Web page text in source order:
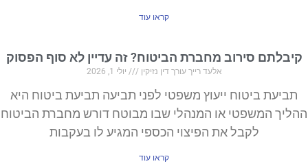
קראו עוד
קיבלתם סירוב מחברת הביטוח? זה עדיין לא סוף הפסוק
אלעד רייך עורך דין נזיקין יולי 1, 2026
תביעת ביטוח ייעוץ משפטי לפני תביעה תביעת ביטוח היא
ההליך המשפטי או המנהלי שבו מבוטח דורש מחברת הביטוח
לקבל את הפיצוי הכספי המגיע לו בעקבות
קראו עוד